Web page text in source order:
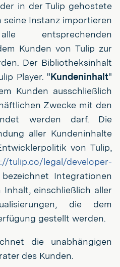
in der Tulip gehostete
seine Instanz importieren
entsprechenden
Kunden von Tulip zur
Der Bibliotheksinhalt
Player. "Kundeninhalt"
Kunden ausschließlich
Zwecke mit den
werden darf. Die
aller Kundeninhalte
von Tulip,
tulip.co/legal/developer-
Integrationen
einschließlich aller
die dem
gestellt werden.
die unabhängigen
des Kunden.